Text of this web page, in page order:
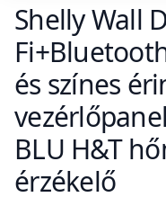
Shelly Wall
és színes
BLU H&T
érzékelő